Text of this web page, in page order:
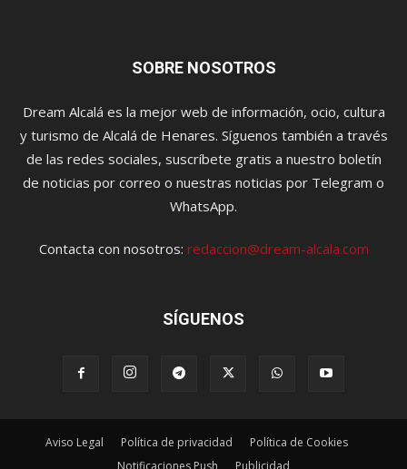
SOBRE NOSOTROS
Dream Alcalá es la mejor web de información, ocio, cultura
y turismo de Alcalá de Henares. Síguenos también a través
de las redes sociales, suscríbete gratis a nuestro boletín
de noticias por correo o nuestras noticias por Telegram o
WhatsApp.
Contacta con nosotros: redaccion@dream-alcala.com
SÍGUENOS
Aviso Legal Política de privacidad
Política de Cookies
Notificaciones Push
Publicidad